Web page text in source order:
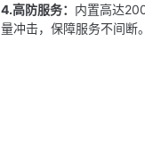
4.高防服务： 内置高达
量冲击，保障服务不间断